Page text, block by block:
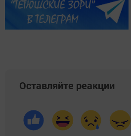
Оставляйте реакции